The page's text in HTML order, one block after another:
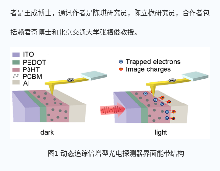
者是王成博士，通讯作者是陈琪研究员，陈立桅研究员，合作者包
括赖君奇博士和北京交通大学张福俊教授。
图1 动态追踪倍增型光电探测器界面能带结构